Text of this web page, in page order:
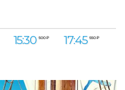
15:30 500 ₽ 17:45 550 ₽